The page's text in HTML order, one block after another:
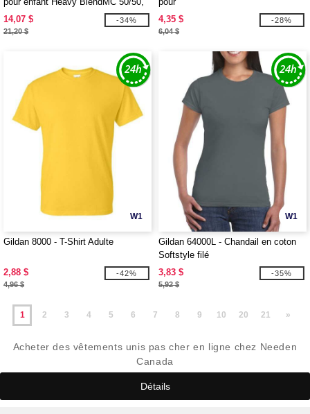
13,3 oz de MD
14,07 $
21,20 $
-34%
4,35 $
6,04 $
-28%
W1
Gildan 8000 - T-Shirt Adulte
2,88 $
4,96 $
-42%
W1
Gildan 64000L - Chandail en coton
Softstyle filé
3,83 $
5,92 $
-35%
1 2 3 4 5 6 7 8 9 10 20 21 »
Acheter des vêtements unis pas cher en ligne chez Needen
Canada
Détails